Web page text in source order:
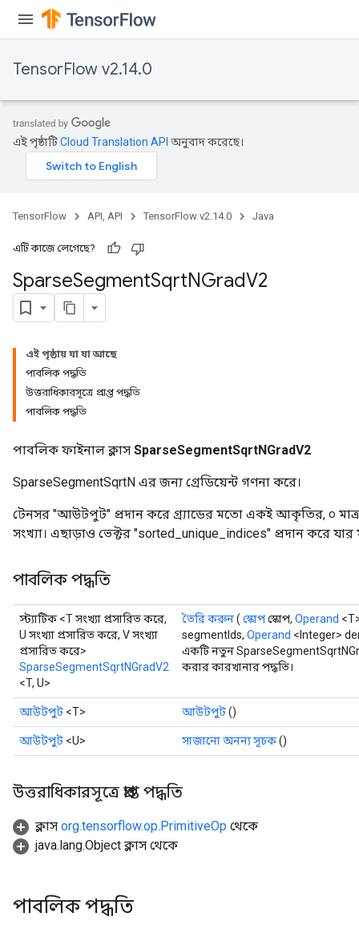
TensorFlow v2.14.0
এই পৃষ্ঠাটিCloud Translation API অনুবাদ করেছে।
TensorFlow API, API TensorFlow v2.14.0 Java
এটি কাজে লেগেছে?
SparseSegmentSqrtNGradV2
এই পৃষ্ঠায় যা যা আছে
পাবলিক পদ্ধতি
উত্তরাধিকারসূত্রে প্রাপ্ত পদ্ধতি
পাবলিক পদ্ধতি
পাবলিক ফাইনাল ক্লাস SparseSegmentSqrtNGradV2
SparseSegmentSqrtN এর জন্য গ্রেডিয়েন্ট গণনা করে।
টেনসর "আউটপুট" প্রদান করে গ্র্যাডের মতো একই আকৃতির, ০
সংখ্যা। এছাড়াও ভেক্টর "sorted_unique_indices" প্রদান করে যার
পাবলিক পদ্ধতি
স্ট্যাটিক <T সংখ্যা প্রসারিত করে,
U সংখ্যা প্রসারিত করে, V সংখ্যা
প্রসারিত করে>
SparseSegmentSqrtNGradV2
<T, U>
তৈরি করুন( স্কোপস্কোপ, Operand
segmentIds, Operand <Integer>
একটি নতুন
করার কারখানার পদ্ধতি।
আউটপুট <T> আউটপুট()
আউটপুট <U> সাজানো অনন্য সূচক()
উত্তরাধিকারসূত্রে প্রাপ্ত পদ্ধতি
ক্লাস org.tensorflow.op.PrimitiveOp থেকে
java.lang.Object ক্লাস থেকে
পাবলিক পদ্ধতি